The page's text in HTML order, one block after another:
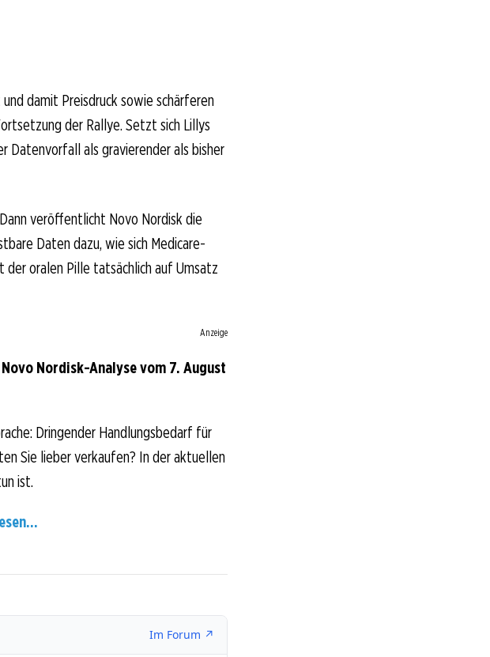
damit Preisdruck sowie schärferen
der Rallye. Setzt sich Lillys
Datenvorfall als gravierender als bisher
veröffentlicht Novo Nordisk die
Daten dazu, wie sich Medicare-
oralen Pille tatsächlich auf Umsatz
Anzeige
Nordisk-Analyse vom 7. August
Dringender Handlungsbedarf für
Sie lieber verkaufen? In der aktuellen
ist.